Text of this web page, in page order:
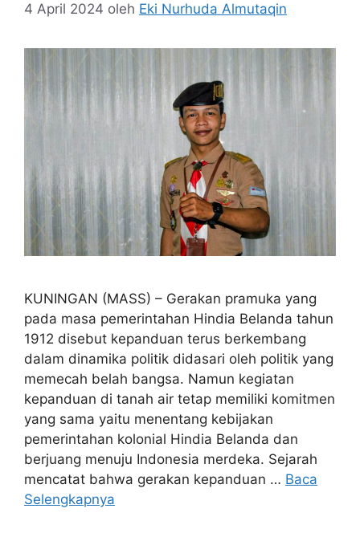
4 April 2024 oleh Eki Nurhuda Almutaqin
KUNINGAN (MASS) – Gerakan pramuka yang
pada masa pemerintahan Hindia Belanda tahun
1912 disebut kepanduan terus berkembang
dalam dinamika politik didasari oleh politik yang
memecah belah bangsa. Namun kegiatan
kepanduan di tanah air tetap memiliki komitmen
yang sama yaitu menentang kebijakan
pemerintahan kolonial Hindia Belanda dan
berjuang menuju Indonesia merdeka. Sejarah
mencatat bahwa gerakan kepanduan … Baca
Selengkapnya